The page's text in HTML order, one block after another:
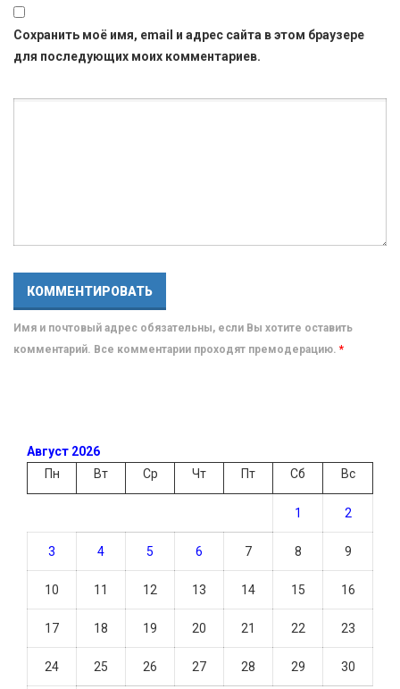
Сохранить моё имя, email и адрес сайта в этом браузере
для последующих моих комментариев.
Имя и почтовый адрес обязательны, если Вы хотите оставить
комментарий. Все комментарии проходят премодерацию. *
Август 2026
Пн
Вт Ср Чт Пт Сб Вс
1 2
3 4 5 6 7 8 9
10 11 12 13 14 15 16
17 18 19 20 21 22 23
24 25 26 27 28 29 30